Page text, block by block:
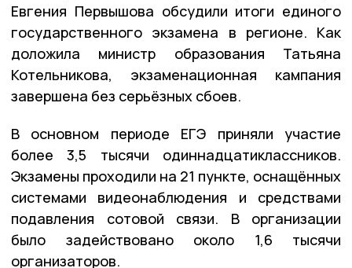
Евгения Первышова обсудили итоги единого
государственного экзамена в регионе. Как
доложила министр образования Татьяна
Котельникова, экзаменационная кампания
завершена без серьёзных сбоев.
В основном периоде ЕГЭ приняли участие
более 3,5 тысячи одиннадцатиклассников.
Экзамены проходили на 21 пункте, оснащённых
системами видеонаблюдения и средствами
подавления сотовой связи. В организации
было задействовано около 1,6 тысячи
организаторов.